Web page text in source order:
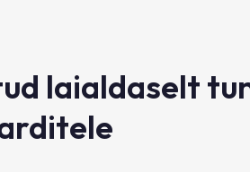
laialdaselt